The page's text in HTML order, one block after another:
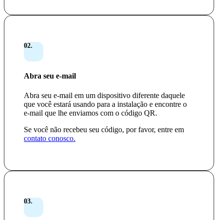
02.
Abra seu e-mail
Abra seu e-mail em um dispositivo diferente daquele
que você estará usando para a instalação e encontre o
e-mail que lhe enviamos com o código QR.
Se você não recebeu seu código, por favor, entre em
contato conosco.
03.